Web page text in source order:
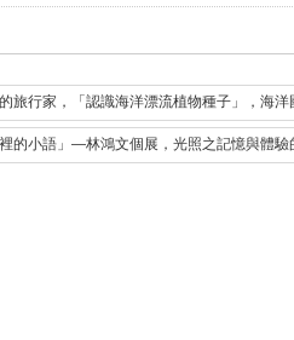
旅行家，「認識海洋漂流植物種子」，海
裡的小語」—林鴻文個展，光照之記憶與體